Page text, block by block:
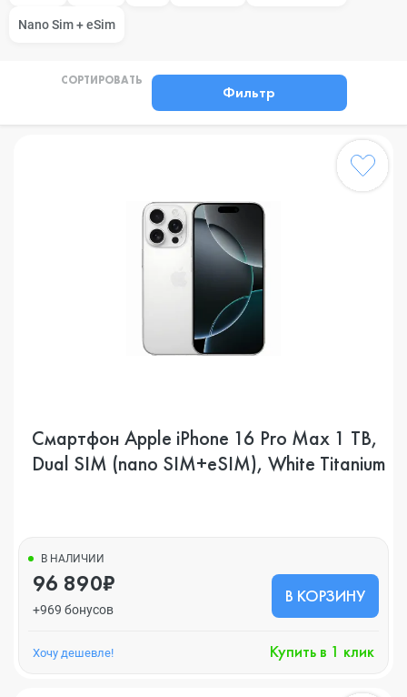
Nano Sim + eSim
СОРТИРОВАТЬ
Фильтр
Смартфон Apple iPhone 16 Pro Max 1 TB,
Dual SIM (nano SIM+eSIM), White Titanium
В НАЛИЧИИ
96 890₽
+969 бонусов
В КОРЗИНУ
Хочу дешевле! Купить в 1 клик